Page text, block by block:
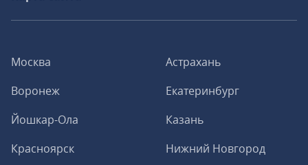
Москва
Астрахань
Воронеж
Екатеринбург
Йошкар-Ола
Казань
Красноярск
Нижний Новгород